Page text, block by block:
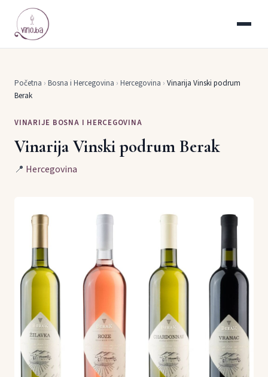
Početna › Bosna i Hercegovina › Hercegovina › Vinarija Vinski podrum
Berak
VINARIJE BOSNA I HERCEGOVINA
Vinarija Vinski podrum Berak
📍 Hercegovina